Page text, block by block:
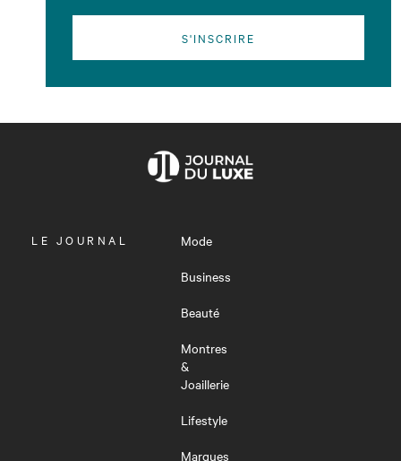
S'INSCRIRE
OUVRIR
LE JOURNAL
Mode
Business
Beauté
Montres
&
Joaillerie
Lifestyle
Marques